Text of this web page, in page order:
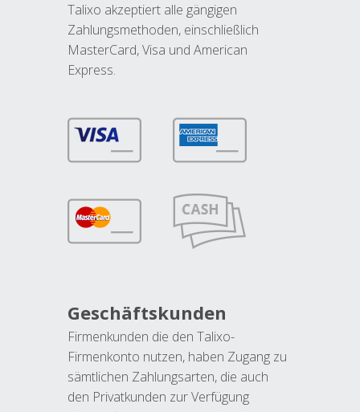
Talixo akzeptiert alle gängigen
Zahlungsmethoden, einschließlich
MasterCard, Visa und American
Express.
Geschäftskunden
Firmenkunden die den Talixo-
Firmenkonto nutzen, haben Zugang zu
sämtlichen Zahlungsarten, die auch
den Privatkunden zur Verfügung